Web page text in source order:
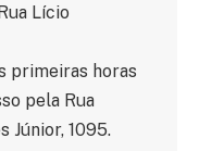
Lício
primeiras horas
pela Rua
Júnior, 1095.